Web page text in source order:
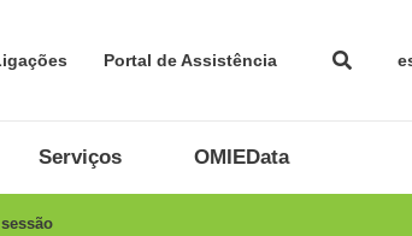
Portal de Assistência
Serviços OMIEData